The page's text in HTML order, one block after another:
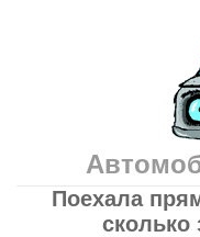
Поехала
сколько